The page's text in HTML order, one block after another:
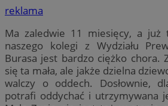
reklama
Ma zaledwie 11 miesięcy, a już
naszego kolegi z Wydziału
Burasa jest bardzo ciężko chora.
się ta mała, ale jakże dzielna
walczy o oddech. Dosłownie,
potrafi oddychać i utrzymywana